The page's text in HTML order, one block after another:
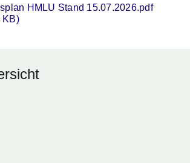
HMLU Stand 15.07.2026.pdf
KB)
neuen Fenster